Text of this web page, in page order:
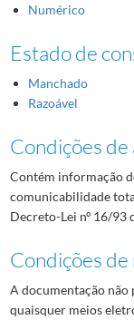
Numérico
Estado de
Manchado
Razoável
Condições de
Contém informação
comunicabilidade
Decreto-Lei nº 16/93
Condições
A documentação não
quaisquer meios